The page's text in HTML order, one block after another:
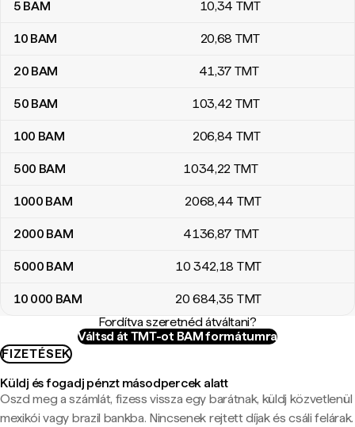
5 BAM 10,34 TMT
10 BAM 20,68 TMT
20 BAM 41,37 TMT
50 BAM 103,42 TMT
100 BAM 206,84 TMT
500 BAM 1034,22 TMT
1000 BAM 2068,44 TMT
2000 BAM 4136,87 TMT
5000 BAM 10 342,18 TMT
10 000 BAM 20 684,35 TMT
Fordítva szeretnéd átváltani?
Váltsd át TMT-ot BAM formátumra
FIZETÉSEK
Küldj és fogadj pénzt másodpercek alatt
Oszd meg a számlát, fizess vissza egy barátnak, küldj közvetlenül
mexikói vagy brazil bankba. Nincsenek rejtett díjak és csáli felárak.